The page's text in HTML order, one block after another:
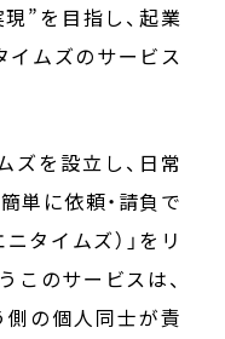
”を目指し、起業
イムズのサービス
ズを設立し、日常
単に依頼・請負で
タイムズ）」をリ
このサービスは、
の個人同士が責